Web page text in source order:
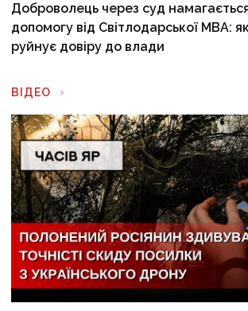
Доброволець через суд
допомогу від Світлодарської МВА:
руйнує довіру до влади
ВІДЕО